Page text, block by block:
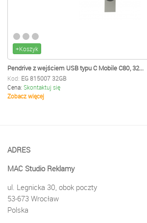
+Koszyk
Pendrive z wejściem USB typu C Mobile C80, 32...
Kod: EG 815007 32GB
Cena: Skontaktuj się
Zobacz więcej
ADRES
MAC Studio Reklamy
ul. Legnicka 30, obok poczty
53-673 Wrocław
Polska